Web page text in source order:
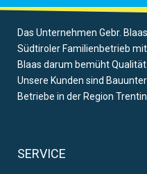
Das Unternehmen Gebr.
Südtiroler Familienbetrieb
Blaas darum bemüht
Unsere Kunden sind
Betriebe in der Region
SERVICE